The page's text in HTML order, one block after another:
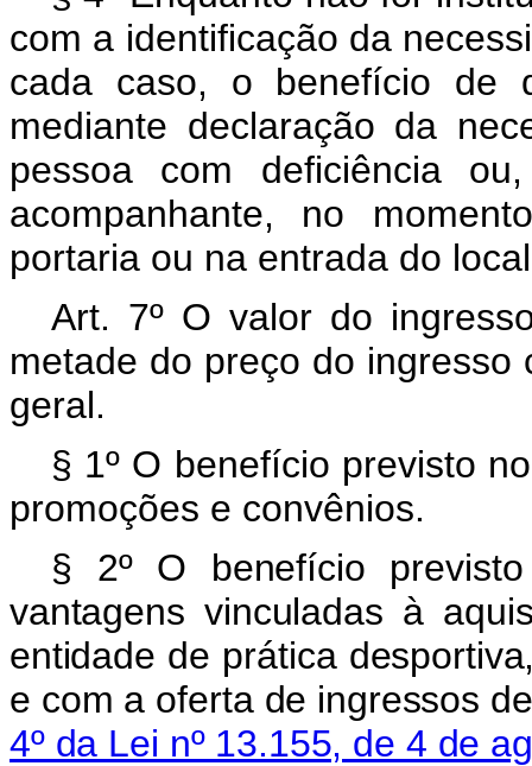
com a identificação da
cada caso, o benefício
mediante declaração da
pessoa com deficiência
acompanhante, no
portaria ou na entrada do
Art. 7º O valor do
metade do preço do
geral.
§ 1º O benefício previsto
promoções e convênios.
§ 2º O benefício
vantagens vinculadas à
entidade de prática
e com a oferta de ingressos
4º da Lei nº 13.155, de 4 de